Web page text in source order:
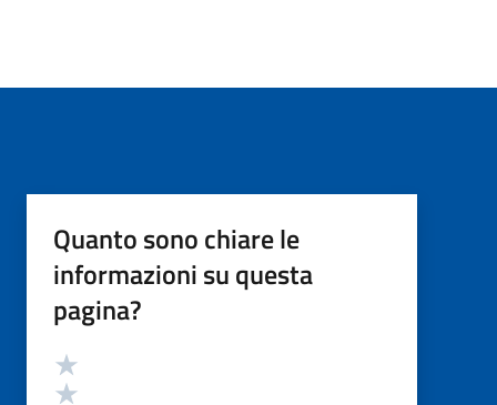
Quanto sono chiare le
informazioni su questa
pagina?
Valutazione